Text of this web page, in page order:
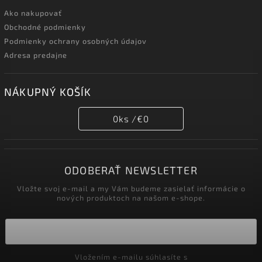
Ako nakupovať
Obchodné podmienky
Podmienky ochrany osobných údajov
Adresa predajne
NÁKUPNÝ KOŠÍK
0ks /€0
ODOBERAŤ NEWSLETTER
Vložte svoj e-mail a my Vám budeme zasielať informácie o
nových produktoch na našom e-shope.